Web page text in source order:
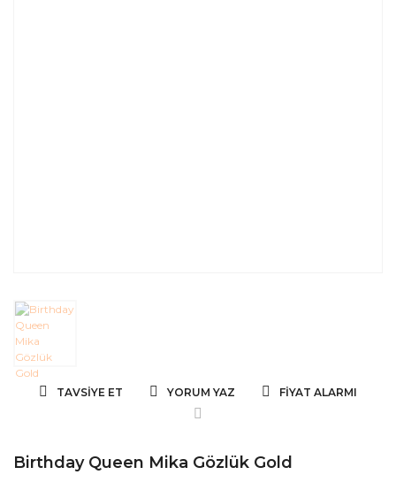
TAVSIYE ET YORUM YAZ FIYAT ALARMI
Birthday Queen Mika Gözlük Gold